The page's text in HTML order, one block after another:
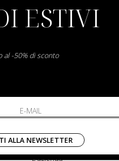
SHOPPING
L'azienda
ESTIVI
al -50% di sconto
ALLA NEWSLETTER